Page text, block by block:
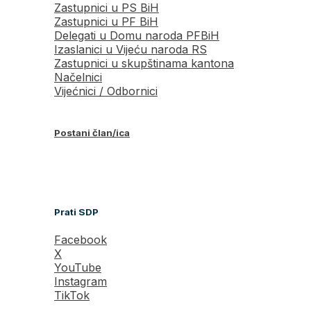
Zastupnici u PS BiH
Zastupnici u PF BiH
Delegati u Domu naroda PFBiH
Izaslanici u Vijeću naroda RS
Zastupnici u skupštinama kantona
Načelnici
Vijećnici / Odbornici
Postani član/ica
Prati SDP
Facebook
X
YouTube
Instagram
TikTok